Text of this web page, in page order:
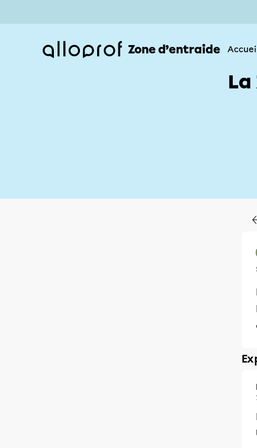
Zone d’entraide Accueil